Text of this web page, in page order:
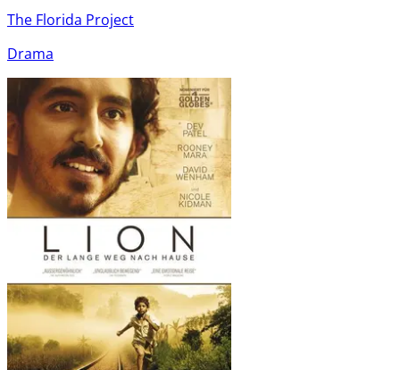
The Florida Project
Drama